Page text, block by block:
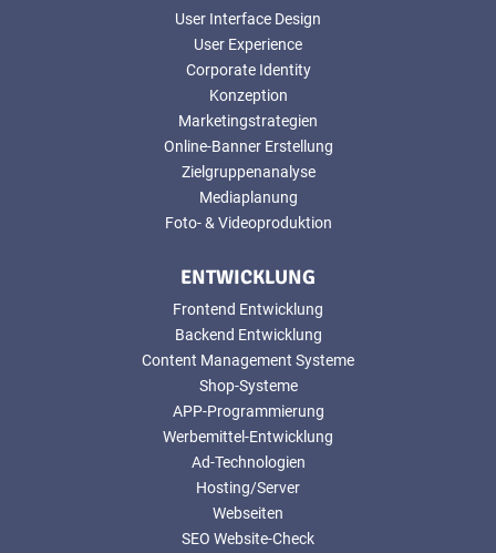
User Interface Design
User Experience
Corporate Identity
Konzeption
Marketingstrategien
Online-Banner Erstellung
Zielgruppenanalyse
Mediaplanung
Foto- & Videoproduktion
ENTWICKLUNG
Frontend Entwicklung
Backend Entwicklung
Content Management Systeme
Shop-Systeme
APP-Programmierung
Werbemittel-Entwicklung
Ad-Technologien
Hosting/Server
Webseiten
SEO Website-Check